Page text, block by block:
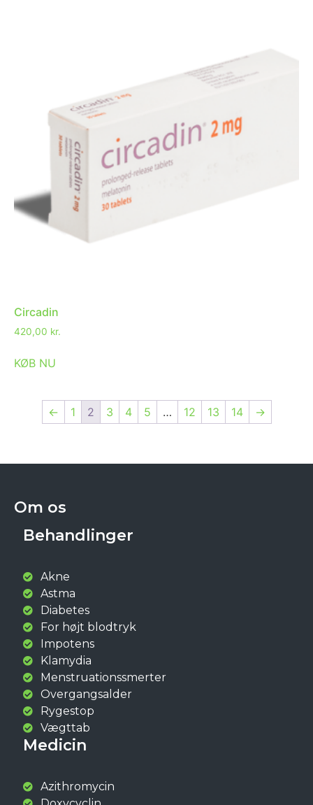
Circadin
420,00 kr.
KØB NU
← 1 2 3 4 5 … 12 13 14 →
Om os
Behandlinger
Akne
Astma
Diabetes
For højt blodtryk
Impotens
Klamydia
Menstruationssmerter
Overgangsalder
Rygestop
Vægttab
Medicin
Azithromycin